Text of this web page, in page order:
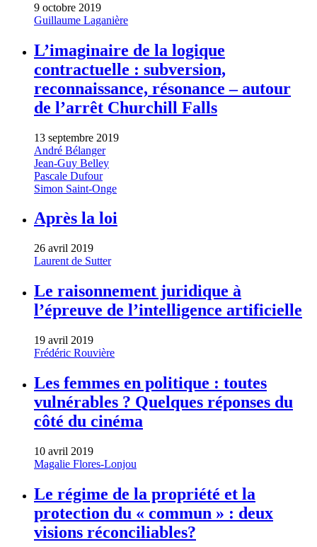
9 octobre 2019
Guillaume Laganière
L’imaginaire de la logique
contractuelle : subversion,
reconnaissance, résonance – autour
de l’arrêt Churchill Falls
13 septembre 2019
André Bélanger
Jean-Guy Belley
Pascale Dufour
Simon Saint-Onge
Après la loi
26 avril 2019
Laurent de Sutter
Le raisonnement juridique à
l’épreuve de l’intelligence artificielle
19 avril 2019
Frédéric Rouvière
Les femmes en politique : toutes
vulnérables ? Quelques réponses du
côté du cinéma
10 avril 2019
Magalie Flores-Lonjou
Le régime de la propriété et la
protection du « commun » : deux
visions réconciliables?